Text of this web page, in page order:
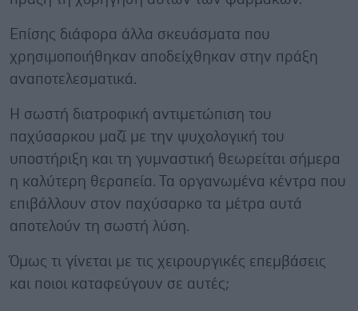
Επίσης διάφορα άλλα σκευάσματα που
χρησιμοποιήθηκαν αποδείχθηκαν στην πράξη
αναποτελεσματικά.
Η σωστή διατροφική αντιμετώπιση του
παχύσαρκου μαζί με την ψυχολογική του
υποστήριξη και τη γυμναστική θεωρείται σήμερα
η καλύτερη θεραπεία. Τα οργανωμένα κέντρα που
επιβάλλουν στον παχύσαρκο τα μέτρα αυτά
αποτελούν τη σωστή λύση.
Όμως τι γίνεται με τις χειρουργικές επεμβάσεις
και ποιοι καταφεύγουν σε αυτές;